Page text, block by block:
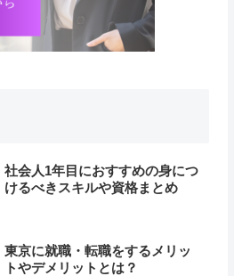
社会人1年目におすすめの身につ
けるべきスキルや資格まとめ
東京に就職・転職をするメリッ
トやデメリットとは？